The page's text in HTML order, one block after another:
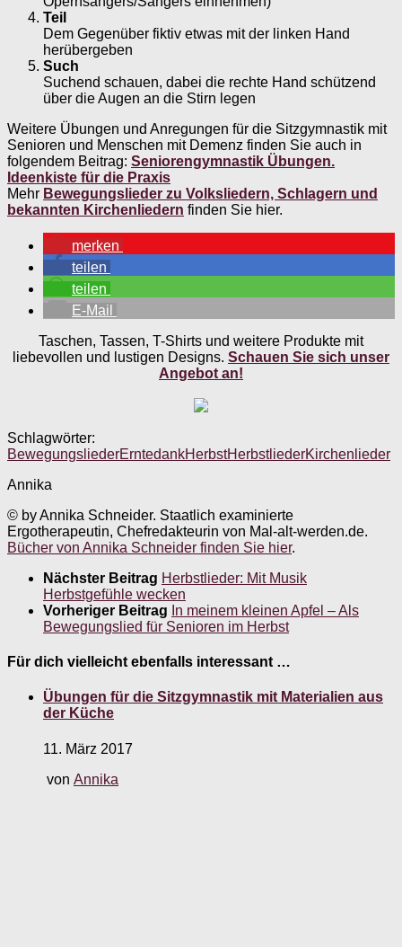
Teil
Dem Gegenüber fiktiv etwas mit der linken Hand
herübergeben
Such
Suchend schauen, dabei die rechte Hand schützend
über die Augen an die Stirn legen
Weitere Übungen und Anregungen für die Sitzgymnastik mit
Senioren und Menschen mit Demenz finden Sie auch in
folgendem Beitrag: Seniorengymnastik Übungen.
Ideenkiste für die Praxis
Mehr Bewegungslieder zu Volksliedern, Schlagern und
bekannten Kirchenliedern finden Sie hier.
merken
teilen
teilen
E-Mail
Taschen, Tassen, T-Shirts und weitere Produkte mit
liebevollen und lustigen Designs. Schauen Sie sich unser
Angebot an!
Schlagwörter:
BewegungsliederErntedankHerbstHerbstliederKirchenlieder
Annika
© by Annika Schneider. Staatlich examinierte
Ergotherapeutin, Chefredakteurin von Mal-alt-werden.de.
Bücher von Annika Schneider finden Sie hier.
Nächster Beitrag Herbstlieder: Mit Musik
Herbstgefühle wecken
Vorheriger Beitrag In meinem kleinen Apfel – Als
Bewegungslied für Senioren im Herbst
Für dich vielleicht ebenfalls interessant …
Übungen für die Sitzgymnastik mit Materialien aus
der Küche
11. März 2017
von Annika